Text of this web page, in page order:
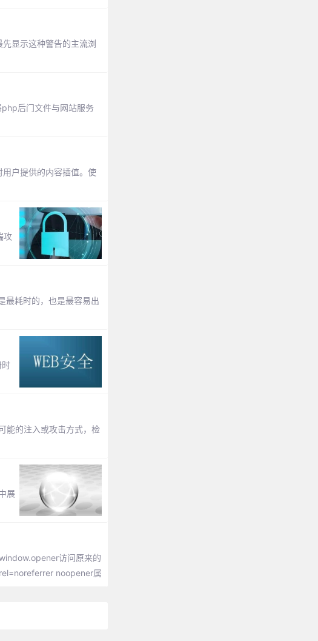
显示这种警告的主流浏
后门文件与网站服务
户提供的内容插值。使
攻
最耗时的，也是最容易出
时
能的注入或攻击方式，检
展
访问原来的
noopener属